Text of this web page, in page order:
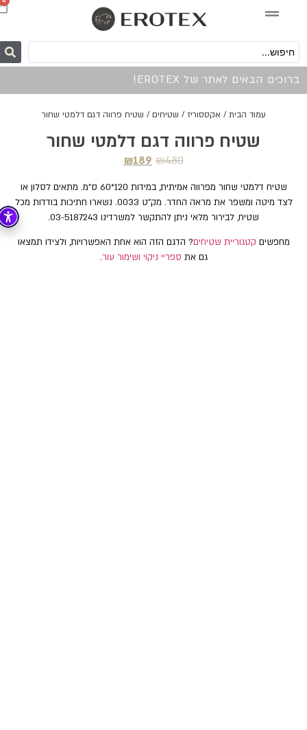
ברוכים הבאים לאתר של EROTEX!
עמוד הבית/אקססוריז/שטיחים/ שטיח פרווה דגם דלמטי שחור
שטיח פרווה דגם דלמטי שחור
₪480
₪189
שטיח דלמטי שחור מפרווה אמיתית, במידות 120*60 ס"מ. מתאים לסלון או
לצד מיטה ומשפר את מראה החדר. מק"ט 0033. נשארו חתיכות בודדות מכל
שטיח, לבירור מלאי ניתן להתקשר למשרדינו 03-5187243.
מחפשיםקטגוריית שטיחים? הדגם הזה הוא אחת האפשרויות, ולצידו תמצאו
גם אתספריי ניקוי ושימור עור.